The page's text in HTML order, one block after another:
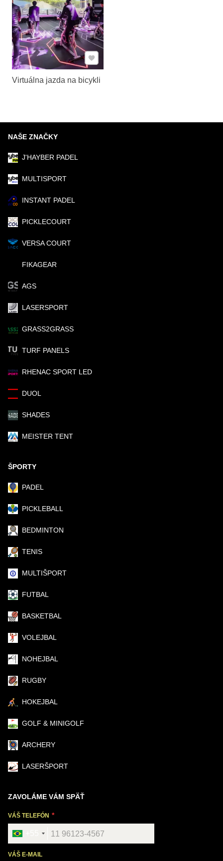
Virtuálna jazda na bicykli
Pridať k Obľúbeným
NAŠE ZNAČKY
J'HAYBER PADEL
MULTISPORT
INSTANT PADEL
PICKLECOURT
VERSA COURT
FIKAGEAR
AGS
LASERSPORT
GRASS2GRASS
TURF PANELS
RHENAC SPORT LED
DUOL
SHADES
MEISTER TENT
ŠPORTY
PADEL
PICKLEBALL
BEDMINTON
TENIS
MULTIŠPORT
FUTBAL
BASKETBAL
VOLEJBAL
NOHEJBAL
RUGBY
HOKEJBAL
GOLF & MINIGOLF
ARCHERY
LASERŠPORT
ZAVOLÁME VÁM SPÄŤ
VÁŠ TELEFÓN
VÁŠ E-MAIL